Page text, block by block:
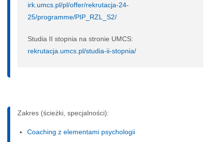
irk.umcs.pl/pl/offer/rekrutacja-24-
25/programme/PIP_RZL_S2/
Studia II stopnia na stronie UMCS:
rekrutacja.umcs.pl/studia-ii-stopnia/
Zakres (ścieżki, specjalności):
Coaching z elementami psychologii